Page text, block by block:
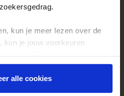
kun je meer lezen over de
kun je jouw voorkeuren
s’ te klikken, ga je
alle cookies zoals
alle cookies